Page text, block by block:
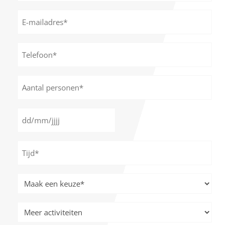
mailadres
personen
DD
MM
slash
Meer
activiteiten
Meer
activiteiten